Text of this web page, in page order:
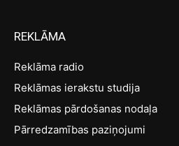
REKLĀMA
Reklāma radio
Reklāmas ierakstu studija
Reklāmas pārdošanas nodaļa
Pārredzamības paziņojumi